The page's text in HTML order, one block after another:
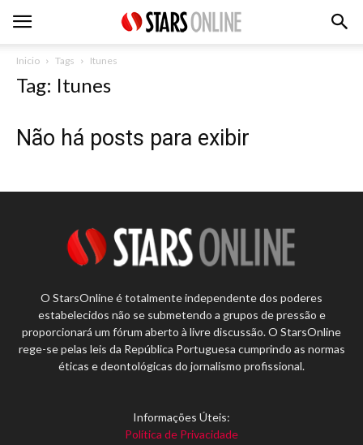
Inicio Tags Itunes
Tag: Itunes
Não há posts para exibir
O StarsOnline é totalmente independente dos poderes
estabelecidos não se submetendo a grupos de pressão e
proporcionará um fórum aberto à livre discussão. O StarsOnline
rege-se pelas leis da República Portuguesa cumprindo as normas
éticas e deontológicas do jornalismo profissional.
Informações Úteis:
Política de Privacidade